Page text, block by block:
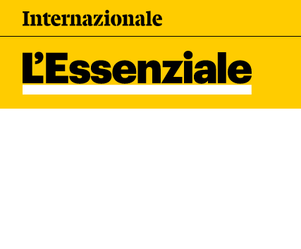
Leggi Internazionale
Newsletter Esci